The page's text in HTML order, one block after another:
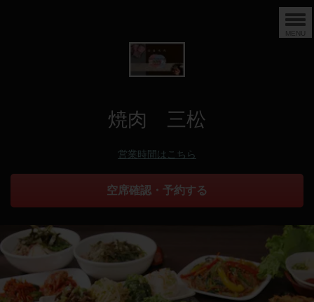
MENU
焼肉 三松
営業時間はこちら
空席確認・予約する